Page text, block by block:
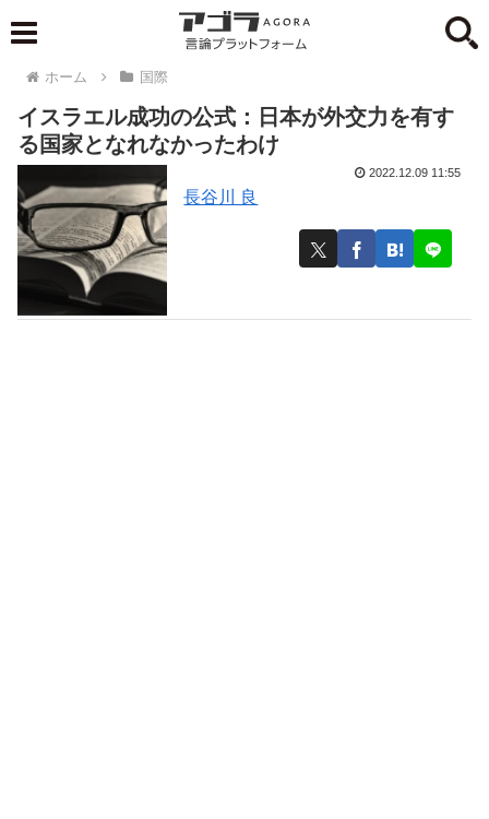
ホーム 国際
イスラエル成功の公式：日本が外交力を有す
る国家となれなかったわけ
長谷川 良
2022.12.09 11:55